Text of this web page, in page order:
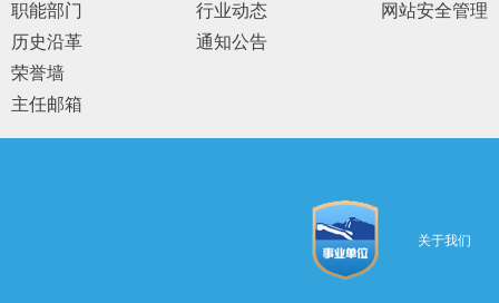
职能部门
历史沿革
荣誉墙
主任邮箱
行业动态
通知公告
网站安全管理
关于我们